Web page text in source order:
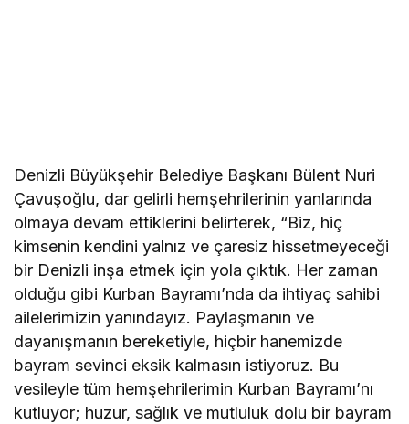
Denizli Büyükşehir Belediye Başkanı Bülent Nuri
Çavuşoğlu, dar gelirli hemşehrilerinin yanlarında
olmaya devam ettiklerini belirterek, “Biz, hiç
kimsenin kendini yalnız ve çaresiz hissetmeyeceği
bir Denizli inşa etmek için yola çıktık. Her zaman
olduğu gibi Kurban Bayramı’nda da ihtiyaç sahibi
ailelerimizin yanındayız. Paylaşmanın ve
dayanışmanın bereketiyle, hiçbir hanemizde
bayram sevinci eksik kalmasın istiyoruz. Bu
vesileyle tüm hemşehrilerimin Kurban Bayramı’nı
kutluyor; huzur, sağlık ve mutluluk dolu bir bayram